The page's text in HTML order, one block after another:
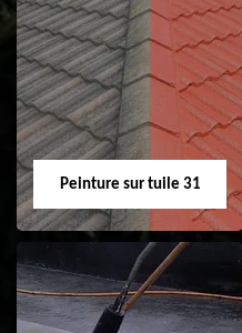
Nettoyage et
ravalement de
façade 31
Peinture sur tuile 31